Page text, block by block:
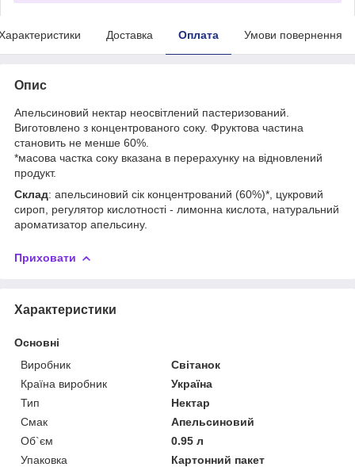
Доставка Оплата Умови повернення
Опис
Апельсиновий нектар неосвітлений пастеризований.
Виготовлено з концентрованого соку. Фруктова частина
становить не менше 60%.
*масова частка соку вказана в перерахунку на відновлений
продукт.
Склад: апельсиновий сік концентрований (60%)*, цукровий
сироп, регулятор кислотності - лимонна кислота, натуральний
ароматизатор апельсину.
Приховати
Характеристики
Основні
Виробник
Світанок
Країна виробник
Україна
Тип
Нектар
Смак
Апельсиновий
Об`єм
0.95 л
Упаковка
Картонний пакет